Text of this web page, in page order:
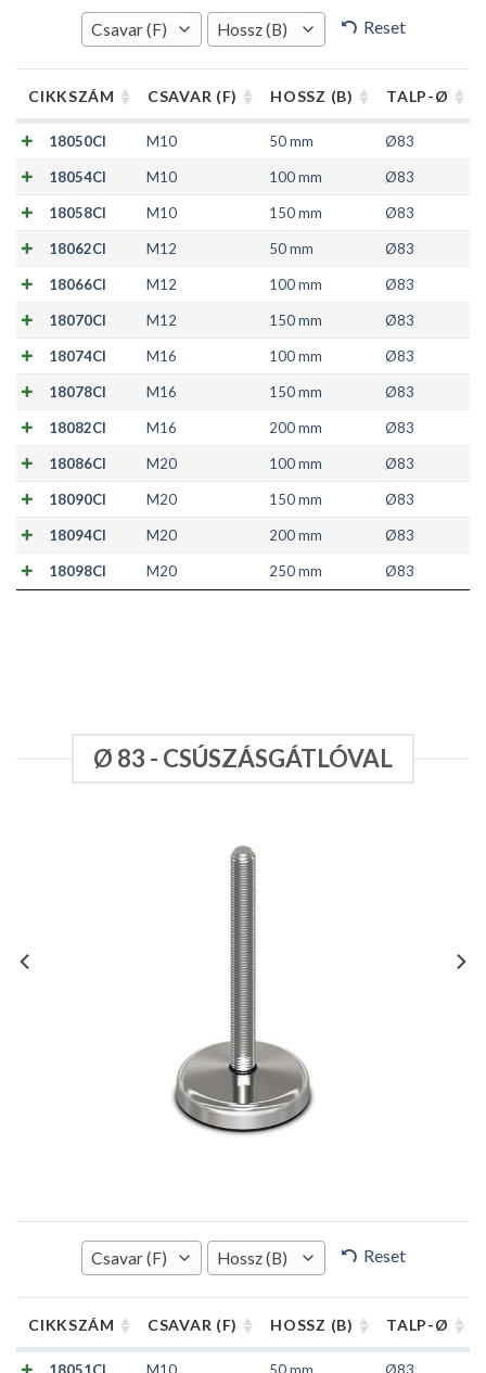
Csavar (F) Hossz (B) Reset
CIKKSZÁM CSAVAR (F) HOSSZ (B) TALP-Ø
18050CI M10 50 mm Ø83
18054CI M10 100 mm Ø83
18058CI M10 150 mm Ø83
18062CI M12 50 mm Ø83
18066CI M12 100 mm Ø83
18070CI M12 150 mm Ø83
18074CI M16 100 mm Ø83
18078CI M16 150 mm Ø83
18082CI M16 200 mm Ø83
18086CI M20 100 mm Ø83
18090CI M20 150 mm Ø83
18094CI M20 200 mm Ø83
18098CI M20 250 mm Ø83
Ø 83 - CSÚSZÁSGÁTLÓVAL
Csavar (F) Hossz (B) Reset
CIKKSZÁM CSAVAR (F) HOSSZ (B) TALP-Ø